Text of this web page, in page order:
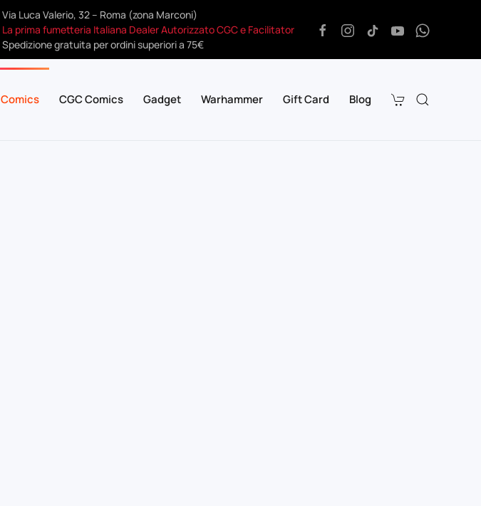
Via Luca Valerio, 32 – Roma (zona Marconi)
La prima fumetteria Italiana Dealer Autorizzato CGC e Facilitator
Spedizione gratuita per ordini superiori a 75€
Comics CGC Comics Gadget Warhammer Gift Card Blog